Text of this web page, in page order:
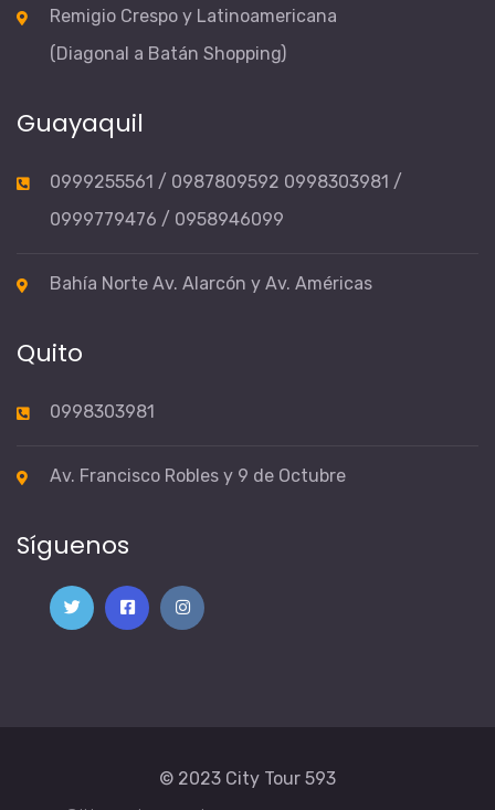
Remigio Crespo y Latinoamericana
(Diagonal a Batán Shopping)
Guayaquil
0999255561 / 0987809592 0998303981 /
0999779476 / 0958946099
Bahía Norte Av. Alarcón y Av. Américas
Quito
0998303981
Av. Francisco Robles y 9 de Octubre
Síguenos
© 2023 City Tour 593